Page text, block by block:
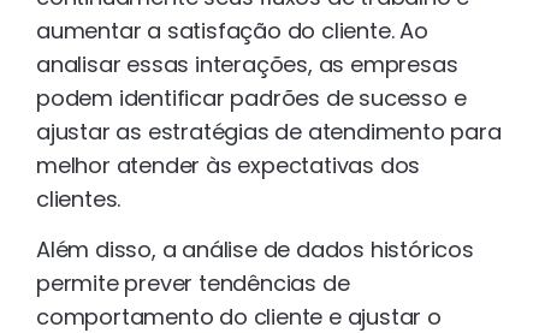
aumentar a satisfação do cliente. Ao
analisar essas interações, as empresas
podem identificar padrões de sucesso e
ajustar as estratégias de atendimento para
melhor atender às expectativas dos
clientes.
Além disso, a análise de dados históricos
permite prever tendências de
comportamento do cliente e ajustar o